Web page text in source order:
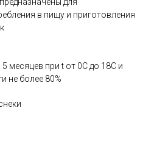
в пищу и приготовления
месяцев при t от 0С до 18С и
не более 80%